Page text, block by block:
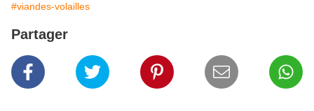
#viandes-volailles
Partager